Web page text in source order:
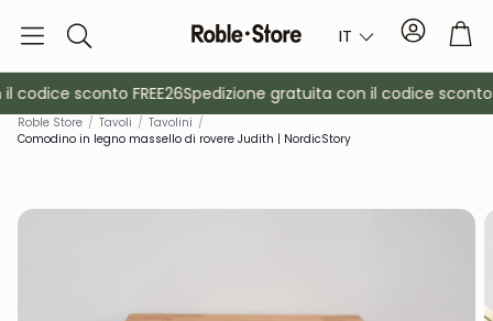
Ricerca IT Conto
sconto FREE26Spedizione gratuita con il codice sconto
Roble Store / Tavoli / Tavolini /
Comodino in legno massello di rovere Judith | NordicStory